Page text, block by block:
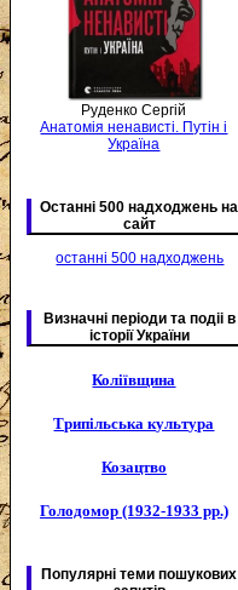
Руденко Сергій
Анатомія ненависті. Путін і
Україна
Останні 500 надходжень на
сайт
останні 500 надходжень
Визначні періоди та подіі в
історії України
Коліївщина
Трипільська культура
Козацтво
Голодомор (1932-1933 рр.)
Популярні теми пошукових